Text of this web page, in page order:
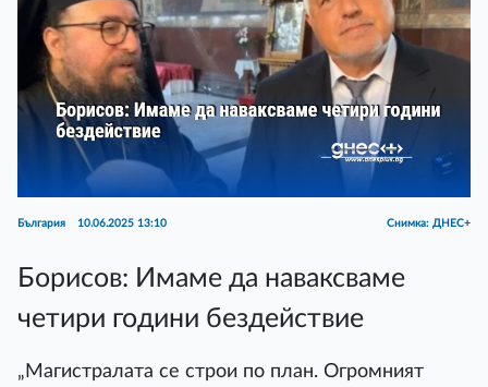
България 10.06.2025 13:10 Снимка: ДНЕС+
Борисов: Имаме да наваксваме
четири години бездействие
„Магистралата се строи по план. Огромният